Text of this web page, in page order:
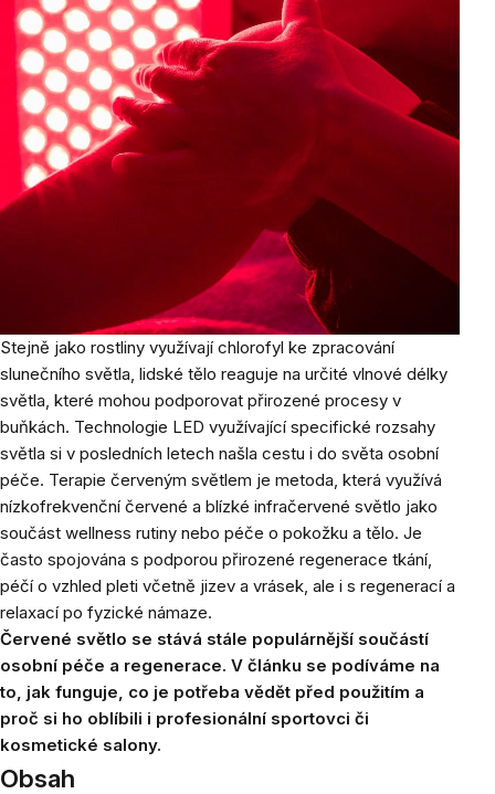
Stejně jako rostliny využívají chlorofyl ke zpracování
slunečního světla, lidské tělo reaguje na určité vlnové délky
světla, které mohou podporovat přirozené procesy v
buňkách. Technologie LED využívající specifické rozsahy
světla si v posledních letech našla cestu i do světa osobní
péče. Terapie červeným světlem je metoda, která využívá
nízkofrekvenční červené a blízké infračervené světlo jako
součást wellness rutiny nebo péče o pokožku a tělo. Je
často spojována s podporou přirozené regenerace tkání,
péčí o vzhled pleti včetně jizev a vrásek, ale i s regenerací a
relaxací po fyzické námaze.
Červené světlo se stává stále populárnější součástí
osobní péče a regenerace. V článku se podíváme na
to, jak funguje, co je potřeba vědět před použitím a
proč si ho oblíbili i profesionální sportovci či
kosmetické salony.
Obsah